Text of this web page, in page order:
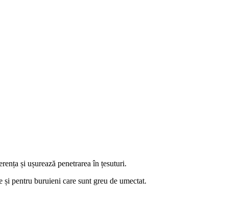
și ușurează penetrarea în țesuturi.
și pentru buruieni care sunt greu de umectat.